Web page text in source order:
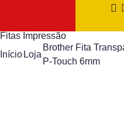
Fitas Impressão
Início Loja
Brother Fita
P-Touch 6mm